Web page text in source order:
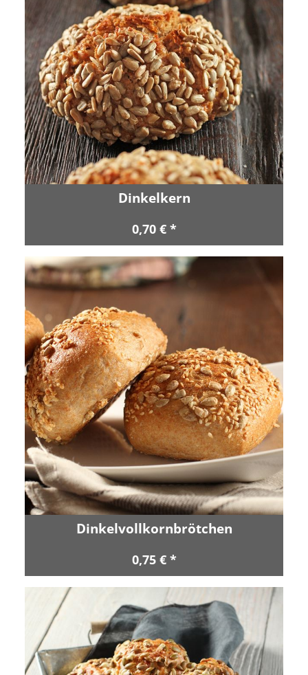
Dinkelkern
0,70 € *
Dinkelvollkornbrötchen
0,75 € *